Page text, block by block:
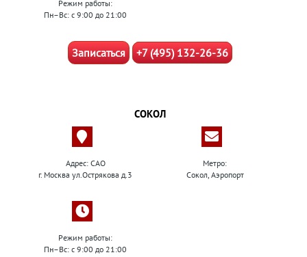
Режим работы:
Пн–Вс: с 9:00 до 21:00
Записаться +7 (495) 132-26-36
СОКОЛ
Адрес: САО
г. Москва ул.Острякова д.3
Метро:
Сокол, Аэропорт
Режим работы:
Пн–Вс: с 9:00 до 21:00